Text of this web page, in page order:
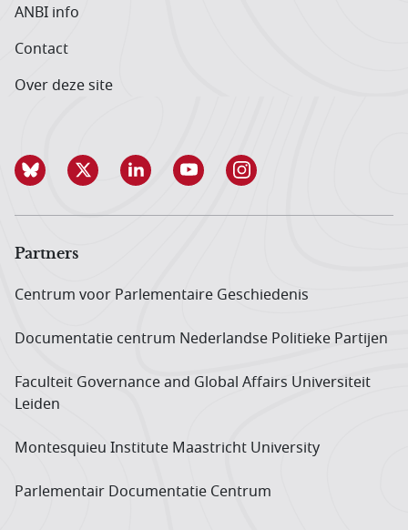
ANBI info
Contact
Over deze site
Partners
Centrum voor Parlementaire Geschiedenis
Documentatie centrum Neder­landse Politieke Partijen
Faculteit Governance and Global Affairs Universiteit
Leiden
Montesquieu Institute Maastricht University
Parlementair Documentatie Centrum